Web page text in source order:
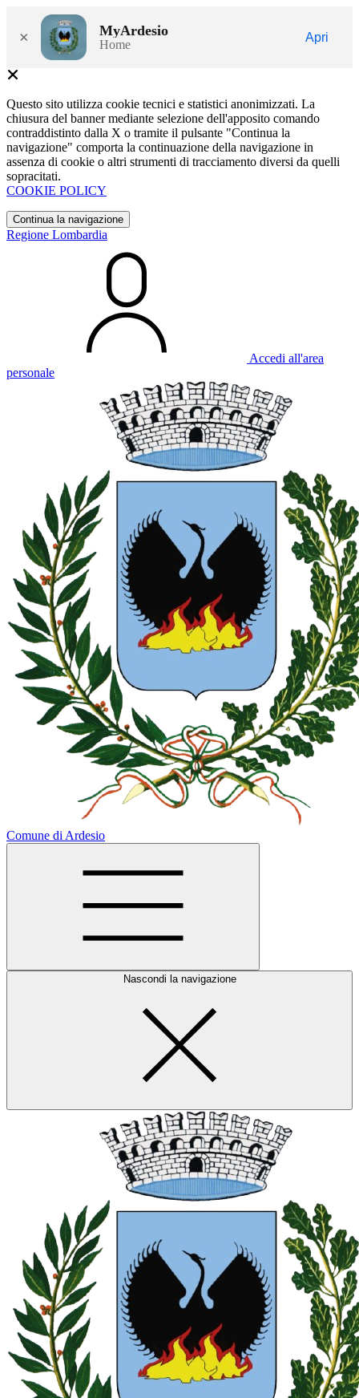
× MyArdesio
Home
Apri
Questo sito utilizza cookie tecnici e statistici anonimizzati. La
chiusura del banner mediante selezione dell'apposito comando
contraddistinto dalla X o tramite il pulsante "Continua la
navigazione" comporta la continuazione della navigazione in
assenza di cookie o altri strumenti di tracciamento diversi da quelli
sopracitati.
COOKIE POLICY
Continua la navigazione
Regione Lombardia
Accedi all'area
personale
Comune di Ardesio
Nascondi la navigazione